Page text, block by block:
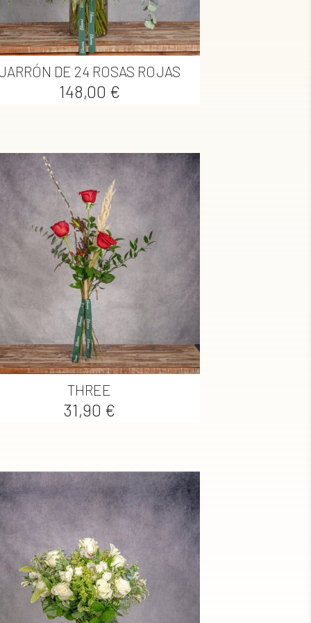
JARRÓN DE 24 ROSAS ROJAS
Precio
148,00 €
Vista rápida
THREE
Precio
31,90 €
Vista rápida